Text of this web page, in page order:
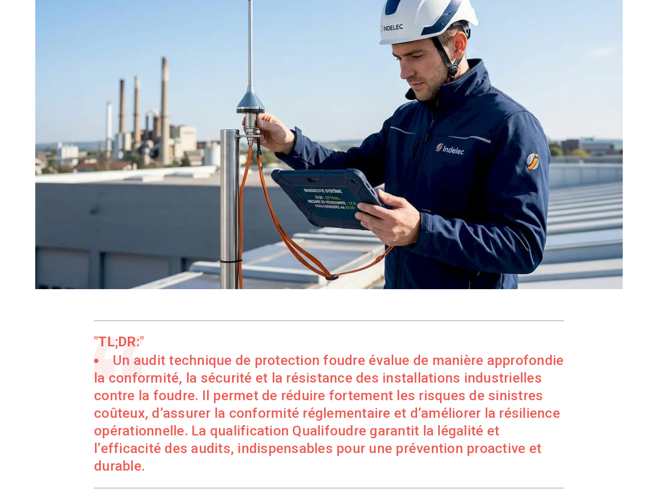
TL;DR:
Un audit technique de protection foudre évalue de manière approfondie
la conformité, la sécurité et la résistance des installations industrielles
contre la foudre. Il permet de réduire fortement les risques de sinistres
coûteux, d’assurer la conformité réglementaire et d’améliorer la résilience
opérationnelle. La qualification Qualifoudre garantit la légalité et
l’efficacité des audits, indispensables pour une prévention proactive et
durable.